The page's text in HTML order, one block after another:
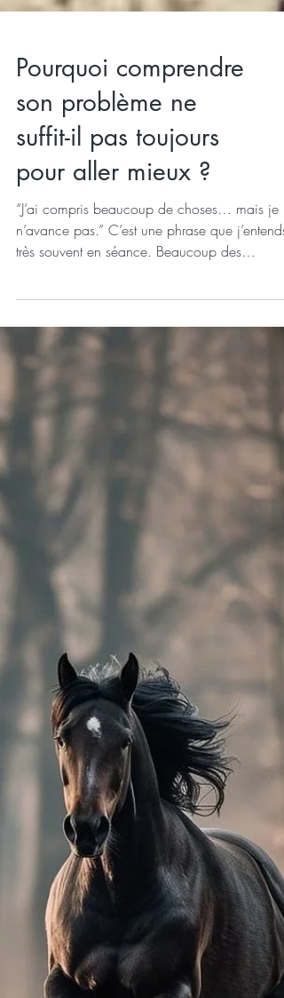
Pourquoi comprendre
son problème ne
suffit-il pas toujours
pour aller mieux ?
très souvent en séance. Beaucoup des
personnes que j’accompagne ont déjà fait un
vrai travail sur elles. Elles ont consulté, parfois
pendant plusieurs mois, parfois plusieurs
années. Elles ont exploré leur histoire, mis du
sens sur leurs émotions, identifié certains
schémas. Et pourtant Quelque chose reste figé.
Comme si tout était clair dans la tête…Mais
que rien ne bougeait vraiment dan